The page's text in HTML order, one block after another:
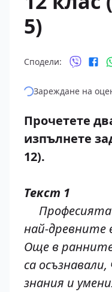
5)
Сподели:
Зареждане на
Прочетете
изпълнете
12).
Текст 1
Професията
най-древните
Още в
са
знания и